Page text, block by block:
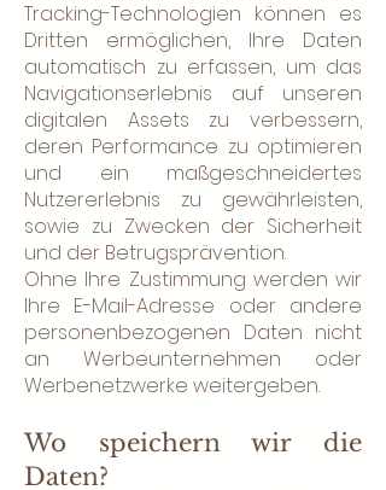
Tracking-Technologien können es
Dritten ermöglichen, Ihre Daten
automatisch zu erfassen, um das
Navigationserlebnis auf unseren
digitalen Assets zu verbessern,
deren Performance zu optimieren
und ein maßgeschneidertes
Nutzererlebnis zu gewährleisten,
sowie zu Zwecken der Sicherheit
und der Betrugsprävention.
Ohne Ihre Zustimmung werden wir
Ihre E-Mail-Adresse oder andere
personenbezogenen Daten nicht
an Werbeunternehmen oder
Werbenetzwerke weitergeben.
Wo speichern wir die
Daten?